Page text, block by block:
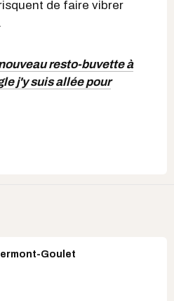
de faire vibrer
resto-buvette à
j'y suis allée pour
Goulet